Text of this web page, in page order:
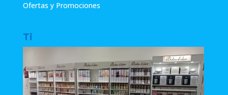
Ofertas y Promociones
Ti